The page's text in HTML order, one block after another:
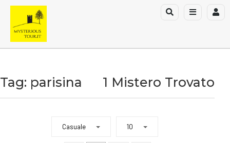
Tag: parisina 1 Mistero Trovato
Casuale 10